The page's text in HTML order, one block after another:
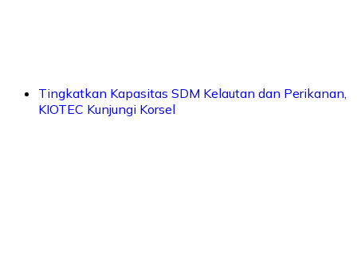
Tingkatkan Kapasitas SDM Kelautan dan Perikanan,
KIOTEC Kunjungi Korsel